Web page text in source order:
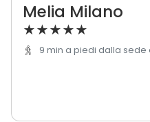
Melia Milano
★★★★★
9 min a piedi dalla sede